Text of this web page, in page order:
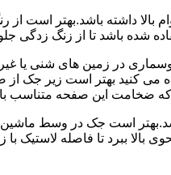
بالا داشته باشد.بهتر است
شده باشد تا از زنگ زدگی
در زمین های شنی یا
می کنید بهتر است زیر جک از
که ضخامت این صفحه متناسب
است جک در وسط ماشین